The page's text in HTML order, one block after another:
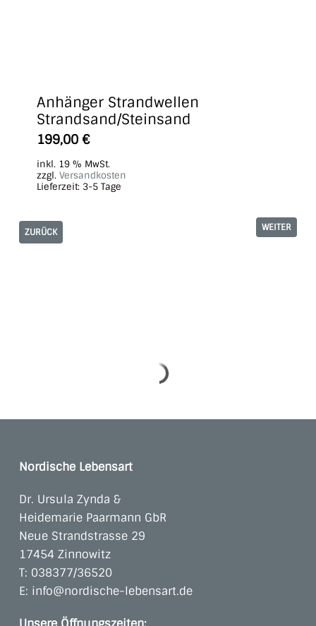
Anhänger Strandwellen
Strandsand/Steinsand
199,00 €
inkl. 19 % MwSt.
zzgl. Versandkosten
Lieferzeit: 3-5 Tage
ZURÜCK WEITER
Nordische Lebensart
Dr. Ursula Zynda &
Heidemarie Paarmann GbR
Neue Strandstrasse 29
17454 Zinnowitz
T: 038377/36520
E: info@nordische-lebensart.de